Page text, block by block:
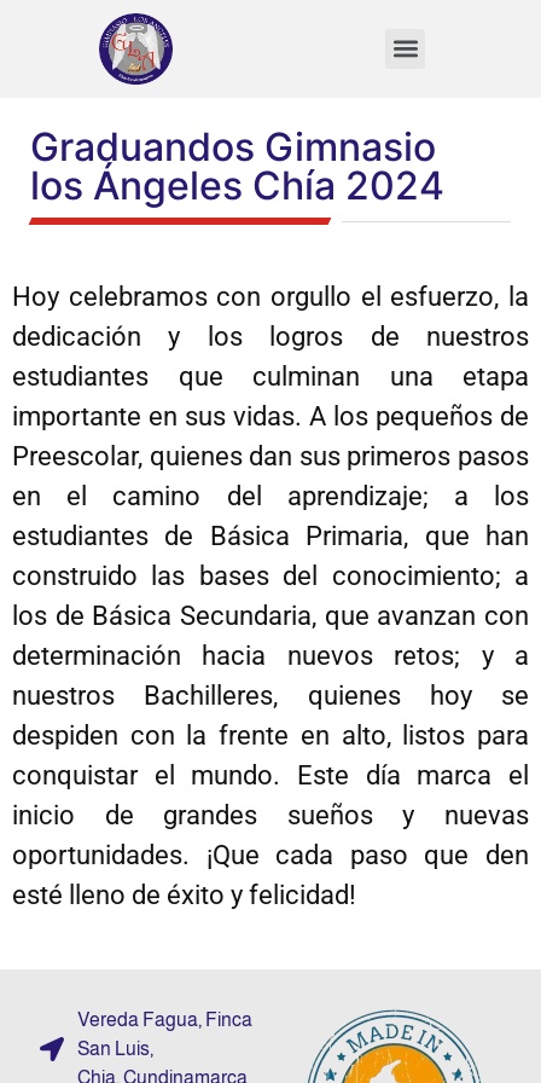
Graduandos Gimnasio
los Ángeles Chía 2024
Hoy celebramos con orgullo el esfuerzo, la
dedicación y los logros de nuestros
estudiantes que culminan una etapa
importante en sus vidas. A los pequeños de
Preescolar, quienes dan sus primeros pasos
en el camino del aprendizaje; a los
estudiantes de Básica Primaria, que han
construido las bases del conocimiento; a
los de Básica Secundaria, que avanzan con
determinación hacia nuevos retos; y a
nuestros Bachilleres, quienes hoy se
despiden con la frente en alto, listos para
conquistar el mundo. Este día marca el
inicio de grandes sueños y nuevas
oportunidades. ¡Que cada paso que den
esté lleno de éxito y felicidad!
Vereda Fagua, Finca
San Luis,
Chia, Cundinamarca